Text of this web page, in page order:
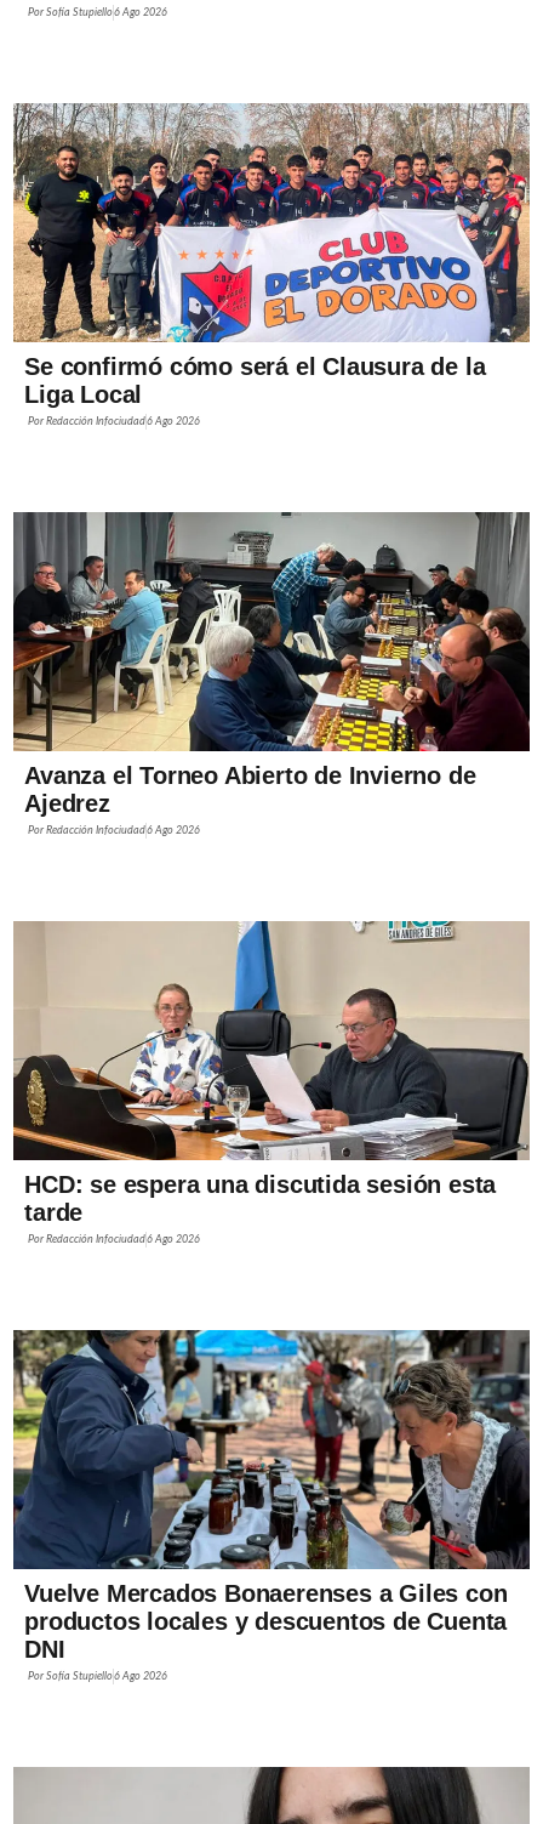
PorSofía Stupiello6 Ago 2026
Se confirmó cómo será el Clausura de la
Liga Local
PorRedacción Infociudad6 Ago 2026
Avanza el Torneo Abierto de Invierno de
Ajedrez
PorRedacción Infociudad6 Ago 2026
HCD: se espera una discutida sesión esta
tarde
PorRedacción Infociudad6 Ago 2026
Vuelve Mercados Bonaerenses a Giles con
productos locales y descuentos de Cuenta
DNI
PorSofía Stupiello6 Ago 2026